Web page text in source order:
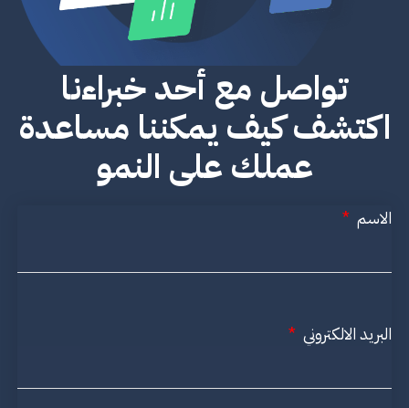
تواصل مع أحد خبراءنا
اكتشف كيف يمكننا مساعدة
عملك على النمو
الاسم
البريد الالكتروني